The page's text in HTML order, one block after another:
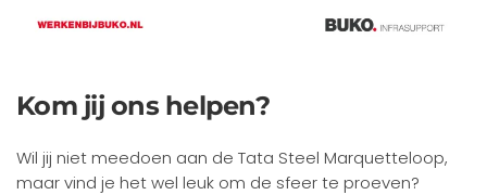
Kom jij ons helpen?
Wil jij niet meedoen aan de Tata Steel Marquetteloop,
maar vind je het wel leuk om de sfeer te proeven?